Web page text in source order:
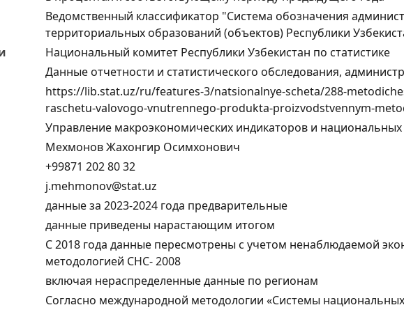
Ведомственный классификатор "Система обозначения
территориальных образований (объектов) Республики
Национальный комитет Республики Узбекистан по статистике
Данные отчетности и статистического обследования,
https://lib.stat.uz/ru/features-3/natsionalnye-scheta/288-
raschetu-valovogo-vnutrennego-produkta-proizvodstvennym-
Управление макроэкономических индикаторов и национальных
Мехмонов Жахонгир Осимхонович
+99871 202 80 32
j.mehmonov@stat.uz
данные за 2023-2024 годa предварительные
данные приведены нарастающим итогом
С 2018 года данные пересмотрены с учетом ненаблюдаемой
методологией СНС- 2008
включая нераспределенные данные по регионам
Согласно международной методологии «Системы национальных